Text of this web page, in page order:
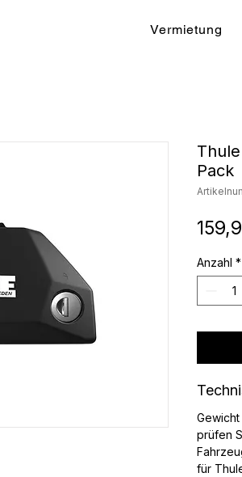
Vermietung
Pack
Anzahl *
Gewicht
prüfen
für